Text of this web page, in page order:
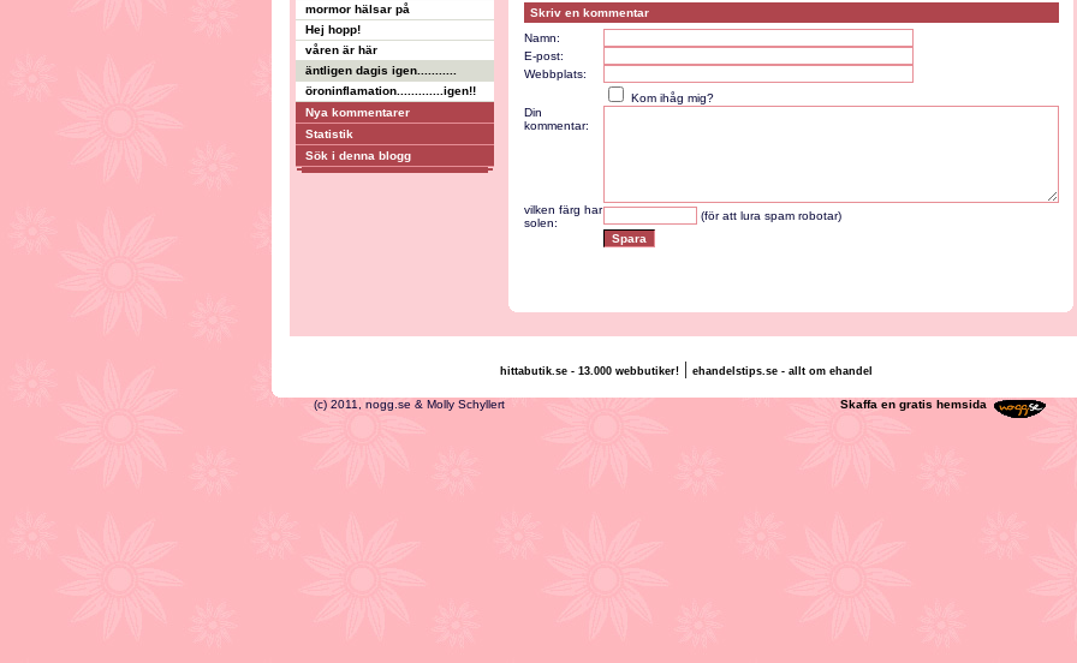
mormor hälsar på
Hej hopp!
våren är här
äntligen dagis igen...........
öroninflamation.............igen!!
Nya kommentarer
Statistik
Sök i denna blogg
Skriv en kommentar
Namn:
E-post:
Webbplats:
Kom ihåg mig?
Din
kommentar:
vilken färg har
solen:
(för att lura spam robotar)
hittabutik.se - 13.000 webbutiker!| ehandelstips.se - allt om ehandel
(c) 2011, nogg.se & Molly Schyllert Skaffa en gratis hemsida